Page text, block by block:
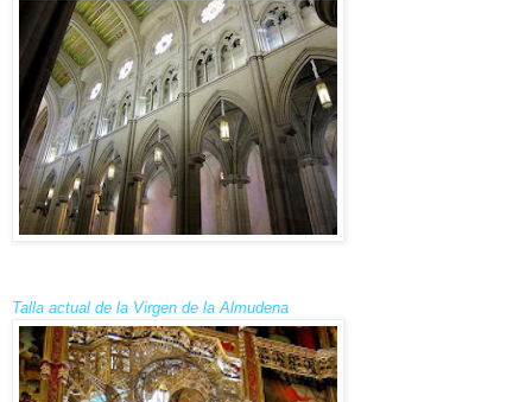
Talla actual de la Virgen de la Almudena